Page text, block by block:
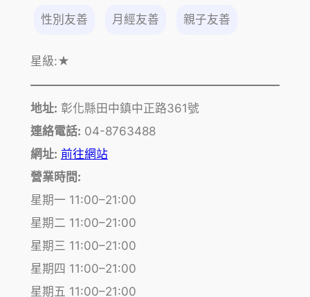
性別友善 月經友善 親子友善
星級:★
地址: 彰化縣田中鎮中正路361號
連絡電話: 04-8763488
網址: 前往網站
營業時間:
星期一 11:00–21:00
星期二 11:00–21:00
星期三 11:00–21:00
星期四 11:00–21:00
星期五 11:00–21:00